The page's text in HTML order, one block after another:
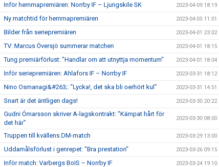
Inför hemmapremiären: Norrby IF – Ljungskile SK 2023-04-09 18:19
Ny matchtid för hemmapremiären 2023-04-05 11:01
Bilder från seriepremiären 2023-04-01 23:02
TV: Marcus Översjö summerar matchen 2023-04-01 18:15
Tung premiärförlust: "Handlar om att utnyttja momentum" 2023-04-01 18:04
Inför seriepremiären: Ahlafors IF – Norrby IF 2023-03-31 18:12
Nino Osmanagi&#263;: "Lycka!, det ska bli oerhört kul" 2023-03-31 14:51
Snart är det äntligen dags! 2023-03-30 20:22
Gudni Ómarsson skriver A-lagskontrakt: "Kämpat hårt för
det här"
2023-03-30 08:00
Truppen till kvällens DM-match 2023-03-29 13:00
Uddamålsförlust i genrepet: "Bra prestation" 2023-03-26 09:15
Inför match: Varbergs BoIS – Norrby IF 2023-03-24 19:10